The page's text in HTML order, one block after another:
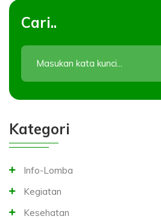
Cari..
Kategori
Info-Lomba
Kegiatan
Kesehatan